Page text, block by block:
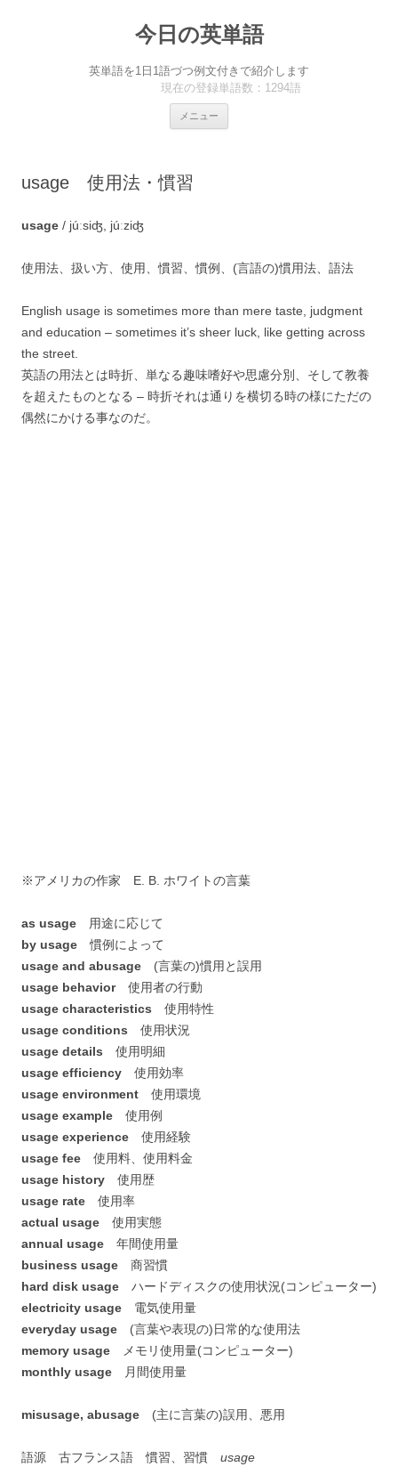
今日の英単語
英単語を1日1語づつ例文付きで紹介します
現在の登録単語数：1294語
メニュー
usage 使用法・慣習
usage / júːsiʤ, júːziʤ
使用法、扱い方、使用、慣習、慣例、(言語の)慣用法、語法
English usage is sometimes more than mere taste, judgment
and education – sometimes it’s sheer luck, like getting across
the street.
英語の用法とは時折、単なる趣味嗜好や思慮分別、そして教養
を超えたものとなる – 時折それは通りを横切る時の様にただの
偶然にかける事なのだ。
※アメリカの作家 E. B. ホワイトの言葉
as usage 用途に応じて
by usage 慣例によって
usage and abusage (言葉の)慣用と誤用
usage behavior使用者の行動
usage characteristics 使用特性
usage conditions 使用状況
usage details 使用明細
usage efficiency 使用効率
usage environment 使用環境
usage example 使用例
usage experience 使用経験
usage fee 使用料、使用料金
usage history 使用歴
usage rate 使用率
actual usage 使用実態
annual usage 年間使用量
business usage 商習慣
hard disk usage ハードディスクの使用状況(コンピューター)
electricity usage 電気使用量
everyday usage (言葉や表現の)日常的な使用法
memory usage メモリ使用量(コンピューター)
monthly usage 月間使用量
misusage, abusage (主に言葉の)誤用、悪用
語源 古フランス語 慣習、習慣 usage